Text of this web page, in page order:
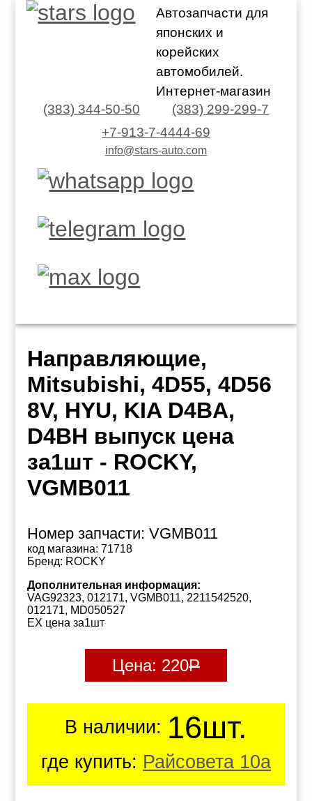
Автозапчасти для
японских и
корейских
автомобилей.
Интернет-магазин
(383) 344-50-50
(383) 299-299-7
+7-913-7-4444-69
info@stars-auto.com
Направляющие,
Mitsubishi, 4D55, 4D56
8V, HYU, KIA D4BA,
D4BH выпуск цена
за1шт - ROCKY,
VGMB011
Номер запчасти: VGMB011
код магазина: 71718
Бренд: ROCKY
Дополнительная информация:
VAG92323, 012171, VGMB011, 2211542520,
012171, MD050527
EX цена за1шт
Цена: 220Р
В наличии: 16шт.
где купить: Райсовета 10а